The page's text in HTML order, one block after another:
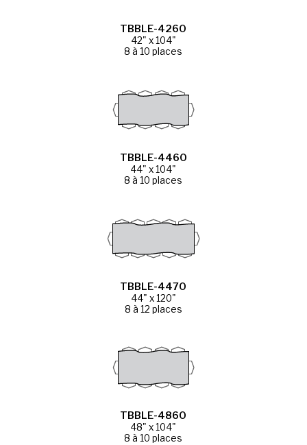
TBBLE-4260
42" x 104"
8 à 10 places
TBBLE-4460
44" x 104"
8 à 10 places
TBBLE-4470
44" x 120"
8 à 12 places
TBBLE-4860
48" x 104"
8 à 10 places